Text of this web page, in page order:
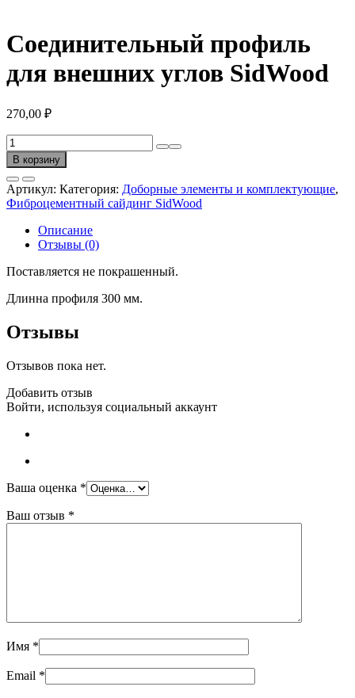
Соединительный профиль
для внешних углов SidWood
270,00 ₽
Количество
товара
Соединительный
профиль
для
внешних
углов
SidWood
В корзину
Артикул: Категория: Доборные элементы и комплектующие,
Фиброцементный сайдинг SidWood
Описание
Отзывы (0)
Поставляется не покрашенный.
Длинна профиля 300 мм.
Отзывы
Отзывов пока нет.
Добавить отзыв
Войти, используя социальный аккаунт
Ваша оценка *
Ваш отзыв *
Имя *
Email *